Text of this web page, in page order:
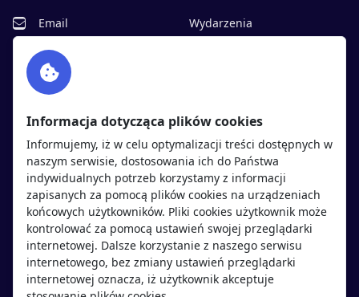
Email
Facebook
Twitter
Wydarzenia
Polityka cookies
Polityka prywatności
Kandydaci
Regulamin kandydata
Oferty pracy
Pracodawcy
Pracodawcy
Regulamin pracodawcy
Dodaj ogłoszenie
Informacja dotycząca plików cookies
Informujemy, iż w celu optymalizacji treści dostępnych w
naszym serwisie, dostosowania ich do Państwa
indywidualnych potrzeb korzystamy z informacji
zapisanych za pomocą plików cookies na urządzeniach
końcowych użytkowników. Pliki cookies użytkownik może
kontrolować za pomocą ustawień swojej przeglądarki
internetowej. Dalsze korzystanie z naszego serwisu
internetowego, bez zmiany ustawień przeglądarki
internetowej oznacza, iż użytkownik akceptuje